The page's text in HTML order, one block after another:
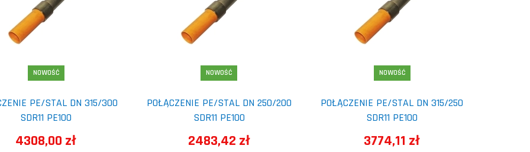
NOWOŚĆ
PE/STAL DN 315/300
SDR11 PE100
4308,00 zł
NOWOŚĆ
POŁĄCZENIE PE/STAL DN 250/200
SDR11 PE100
2483,42 zł
NOWOŚĆ
POŁĄCZENIE PE/STAL DN 315/250
SDR11 PE100
3774,11 zł